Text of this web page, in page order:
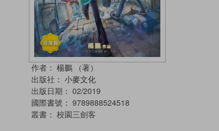
作者： 楊鵬 （著）
出版社： 小麥文化
出版日期： 02/2019
國際書號： 9789888524518
叢書： 校園三劍客